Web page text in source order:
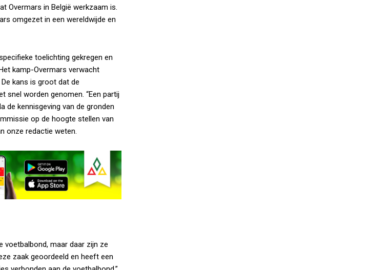
Overmars in België werkzaam is.
omgezet in een wereldwijde en
toelichting gekregen en
kamp-Overmars verwacht
kans is groot dat de
snel worden genomen. “Een partij
de kennisgeving van de gronden
op de hoogte stellen van
onze redactie weten.
voetbalbond, maar daar zijn ze
zaak geoordeeld en heeft een